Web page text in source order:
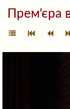
Прем'єра